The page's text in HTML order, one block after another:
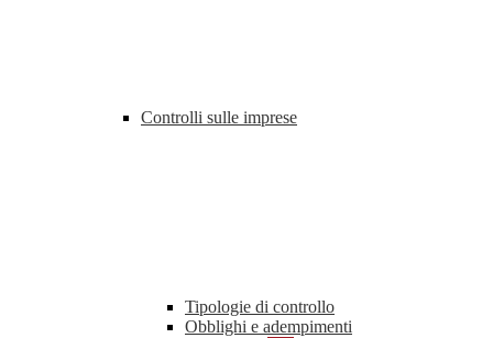
Controlli sulle imprese
Tipologie di controllo
Obblighi e adempimenti